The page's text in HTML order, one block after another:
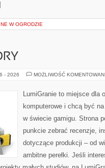
W OGRODZIE
- 2026 MOŻLIWOŚĆ
LumiGranie to miejsce dla
komputerowe i chcą być
w świecie gamigu. Strona
punkcie zebrać recenzje,
dotyczące produkcji – od
ambitne perełki. Jeśli